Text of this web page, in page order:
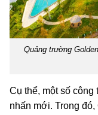
Quảng trường
Cụ thể, một số
nhấn mới. Trong